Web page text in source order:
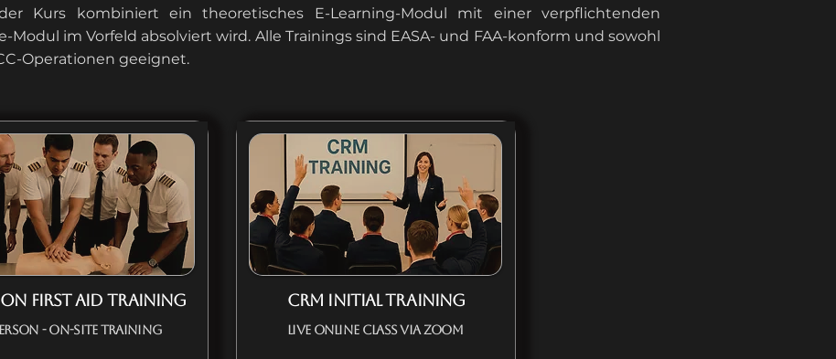
Kurs kombiniert ein theoretisches E-Learning-Modul mit einer verpflichtenden
Modul im Vorfeld absolviert wird. Alle Trainings sind EASA- und FAA-konform und sowohl
Operationen geeignet.
First aid Training
- On-Site Training
CRM INITIAL TRAINING
Live Online Class via Zoom